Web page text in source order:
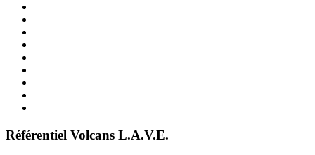
Référentiel Volcans L.A.V.E.